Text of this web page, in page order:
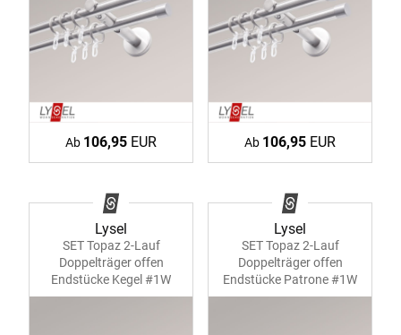
Ab 106,95 EUR Ab 106,95 EUR
Lysel
SET Topaz 2-Lauf
Doppelträger offen
Endstücke Kegel #1W
Lysel
SET Topaz 2-Lauf
Doppelträger offen
Endstücke Patrone #1W